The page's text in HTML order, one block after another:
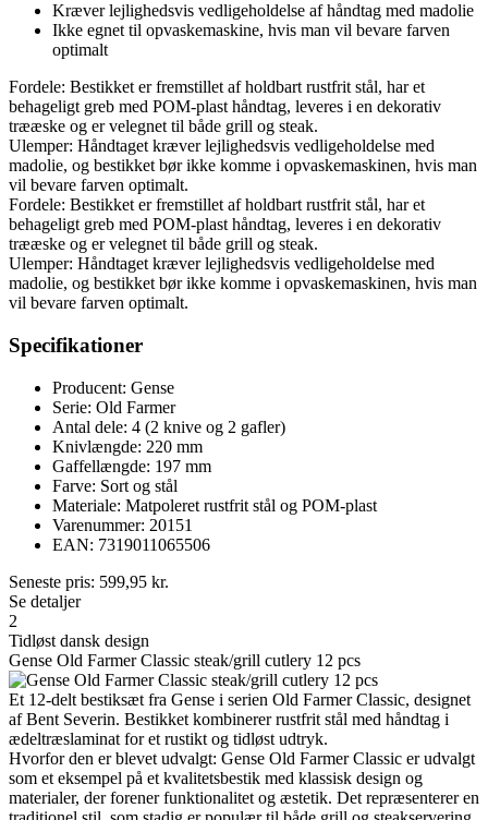
Kræver lejlighedsvis vedligeholdelse af håndtag med madolie
Ikke egnet til opvaskemaskine, hvis man vil bevare farven
optimalt
Fordele: Bestikket er fremstillet af holdbart rustfrit stål, har et
behageligt greb med POM-plast håndtag, leveres i en dekorativ
trææske og er velegnet til både grill og steak.
Ulemper: Håndtaget kræver lejlighedsvis vedligeholdelse med
madolie, og bestikket bør ikke komme i opvaskemaskinen, hvis man
vil bevare farven optimalt.
Fordele: Bestikket er fremstillet af holdbart rustfrit stål, har et
behageligt greb med POM-plast håndtag, leveres i en dekorativ
trææske og er velegnet til både grill og steak.
Ulemper: Håndtaget kræver lejlighedsvis vedligeholdelse med
madolie, og bestikket bør ikke komme i opvaskemaskinen, hvis man
vil bevare farven optimalt.
Specifikationer
Producent: Gense
Serie: Old Farmer
Antal dele: 4 (2 knive og 2 gafler)
Knivlængde: 220 mm
Gaffellængde: 197 mm
Farve: Sort og stål
Materiale: Matpoleret rustfrit stål og POM-plast
Varenummer: 20151
EAN: 7319011065506
Seneste pris: 599,95 kr.
Se detaljer
2
Tidløst dansk design
Gense Old Farmer Classic steak/grill cutlery 12 pcs
Et 12-delt bestiksæt fra Gense i serien Old Farmer Classic, designet
af Bent Severin. Bestikket kombinerer rustfrit stål med håndtag i
ædeltræslaminat for et rustikt og tidløst udtryk.
Hvorfor den er blevet udvalgt: Gense Old Farmer Classic er udvalgt
som et eksempel på et kvalitetsbestik med klassisk design og
materialer, der forener funktionalitet og æstetik. Det repræsenterer en